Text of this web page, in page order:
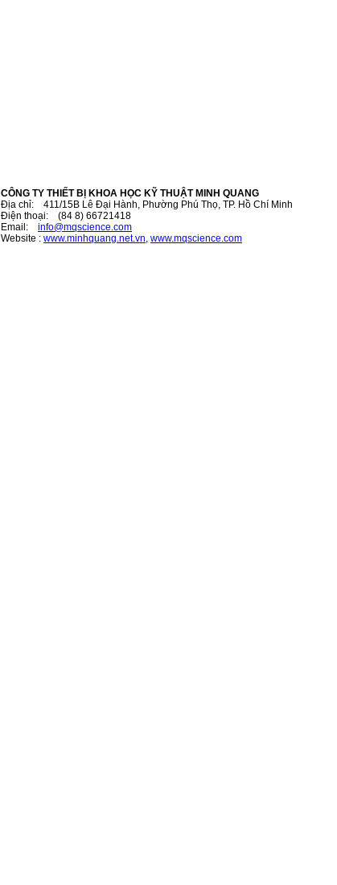
CÔNG TY THIẾT BỊ KHOA HỌC KỸ THUẬT MINH QUANG
Địa chỉ: 411/15B Lê Đại Hành, Phường Phú Thọ, TP. Hồ Chí Minh
Điện thoại: (84 8) 66721418
Email: info@mqscience.com
Website : www.minhquang.net.vn, www.mqscience.com